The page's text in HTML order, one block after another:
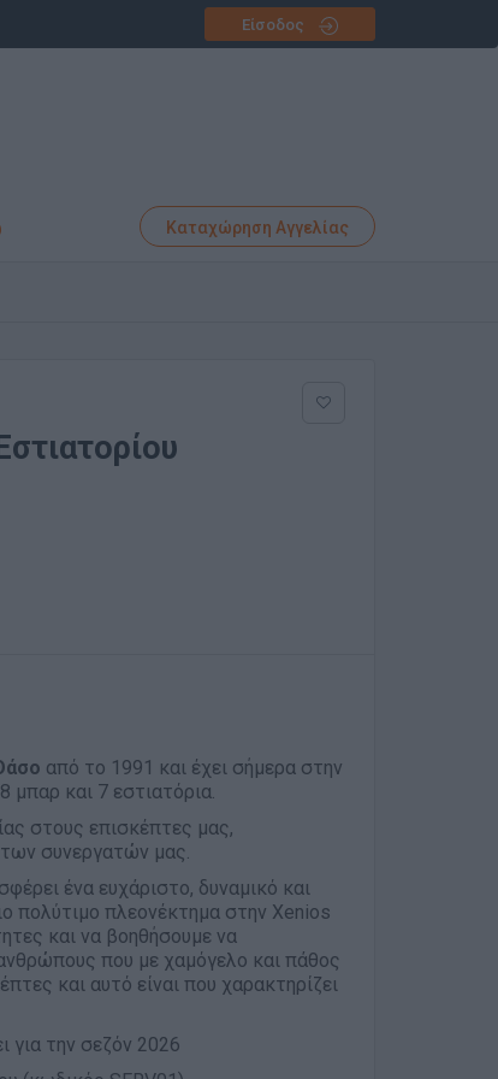
Είσοδος
Καταχώρηση Αγγελίας
από το 1991 και έχει σήμερα στην
μπαρ και 7 εστιατόρια.
στους επισκέπτες μας,
συνεργατών μας.
ένα ευχάριστο, δυναμικό και
πολύτιμο πλεονέκτημα στην Xenios
και να βοηθήσουμε να
που με χαμόγελο και πάθος
και αυτό είναι που χαρακτηρίζει
για την σεζόν 2026